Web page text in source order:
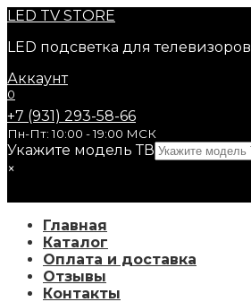
Перейти
содержанию
LED TV STORE
LED подсветка для телевизоров
Аккаунт
0
+7 (931) 293-58-66
Пн-Пт: 10:00 - 19:00 МСК
Укажите модель ТВ
×
Главная
Каталог
Оплата и доставка
Отзывы
Контакты